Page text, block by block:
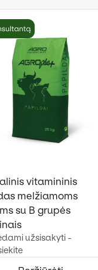
vitamininis
melžiamoms
su B grupės
užsisakyti -